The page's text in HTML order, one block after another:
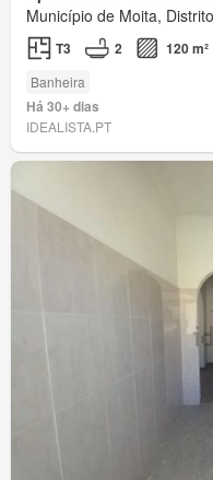
Município de Moita,
T3 2 120 m²
Banheira
Há 30+ dias
IDEALISTA.PT